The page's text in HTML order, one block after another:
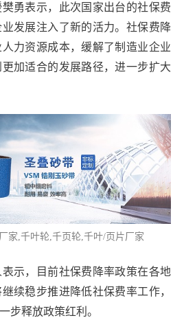
勇表示，此次国家出台的社保费
发展注入了新的活力。社保费降
力资源成本，缓解了制造业企业
加适合的发展路径，进一步扩大
家,千叶轮,千页轮,千叶/页片厂家
示，目前社保费降率政策在各地
续稳步推进降低社保费率工作，
步释放政策红利。